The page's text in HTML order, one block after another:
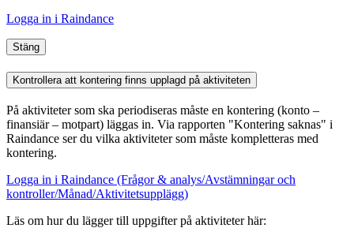
Logga in i Raindance
Stäng
Kontrollera att kontering finns upplagd på aktiviteten
På aktiviteter som ska periodiseras måste en kontering (konto –
finansiär – motpart) läggas in. Via rapporten "Kontering saknas" i
Raindance ser du vilka aktiviteter som måste kompletteras med
kontering.
Logga in i Raindance (Frågor & analys/Avstämningar och
kontroller/Månad/Aktivitetsupplägg)
Läs om hur du lägger till uppgifter på aktiviteter här: